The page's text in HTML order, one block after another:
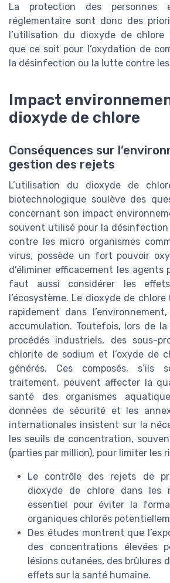
La protection des personnes
réglementaire sont donc des
l’utilisation du dioxyde de chlore
que ce soit pour l’oxydation de
la désinfection ou la lutte contre
Impact
dioxyde de chlore
Conséquences sur
gestion des rejets
L’utilisation du dioxyde de
biotechnologique soulève des
concernant son impact
souvent utilisé pour la
contre les micro organismes
virus, possède un fort pouvoir
d’éliminer efficacement les agents
faut aussi considérer les
l’écosystème. Le dioxyde de
rapidement dans
accumulation. Toutefois, lors de
procédés industriels, des sous-
chlorite de sodium et l’oxyde de
générés. Ces composés, s’ils
traitement, peuvent affecter la
santé des organismes
données de sécurité et les
internationales insistent sur la
les seuils de concentration,
(parties par million), pour limiter les
Le contrôle des rejets de
dioxyde de chlore dans les
essentiel pour éviter la
organiques chlorés
Des études montrent que
des concentrations élevées
lésions cutanées, des brûlures
effets sur la santé humaine.